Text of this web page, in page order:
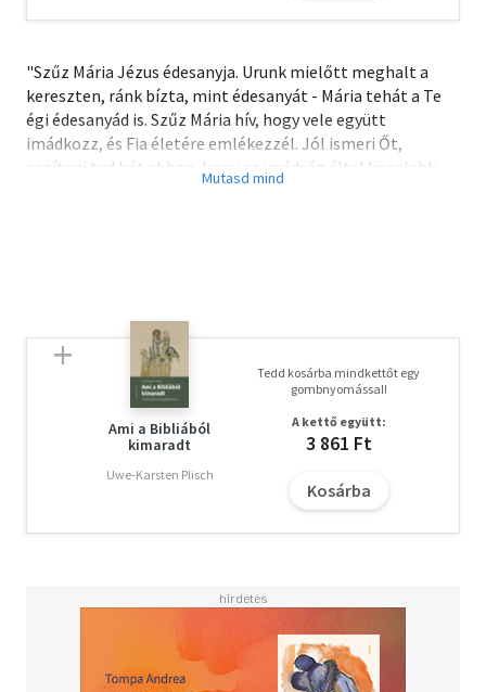
"Szűz Mária Jézus édesanyja. Urunk mielőtt meghalt a
kereszten, ránk bízta, mint édesanyát - Mária tehát a Te
égi édesanyád is. Szűz Mária hív, hogy vele együtt
imádkozz, és Fia életére emlékezzél. Jól ismeri Őt,
segíteni tud hát abban, hogy az imádság által közelebb
kezed Szűz Mária kezébe, hogy a rózsafüzér által
elvezessen Szent Fiához!
Ami a Bibliából
kimaradt
Uwe-Karsten Plisch
Tedd kosárba mindkettőt egy
gombnyomással!
A kettő együtt:
3 861 Ft
Kosárba